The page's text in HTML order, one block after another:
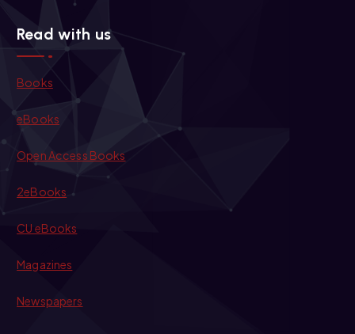
Read with us
Books
eBooks
Open Access Books
2eBooks
CU eBooks
Magazines
Newspapers